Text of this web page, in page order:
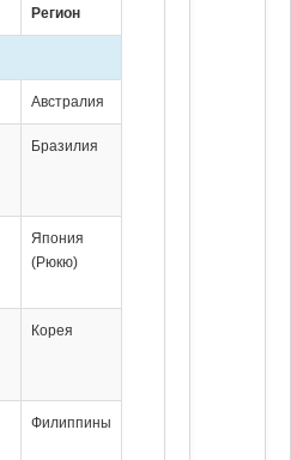
Регион
Австралия
Бразилия
Япония
(Рюкю)
Корея
Филиппины